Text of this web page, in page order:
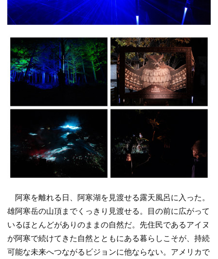
阿寒を離れる日、阿寒湖を見渡せる露天風呂に入った。
雄阿寒岳の山頂までくっきり見渡せる。目の前に広がって
いるほとんどがありのままの自然だ。先住民であるアイヌ
が阿寒で続けてきた自然とともにある暮らしこそが、持続
可能な未来へつながるビジョンに他ならない。アメリカで